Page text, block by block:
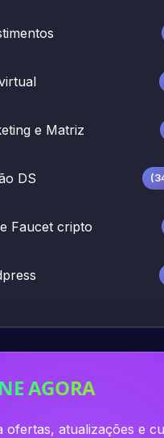
e Matriz
DS
Faucet cripto
AGORA
ofertas, atualizações e